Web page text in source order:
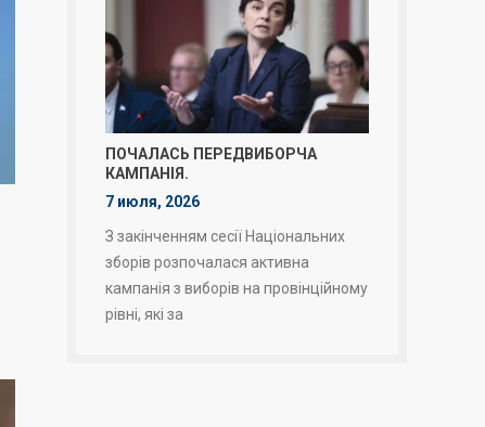
ПОЧАЛАСЬ ПЕРЕДВИБОРЧА
КАМПАНІЯ.
7 июля, 2026
З закінченням сесії Національних
зборів розпочалася активна
кампанія з виборів на провінційному
рівні, які за